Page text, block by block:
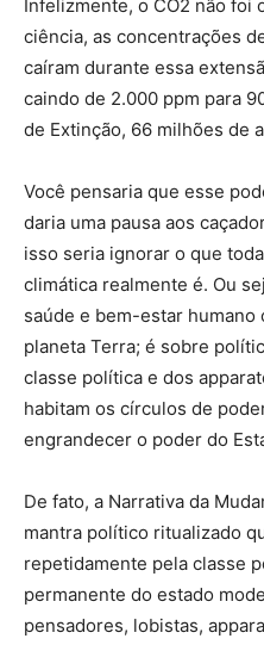
Infelizmente, o CO2 não foi
ciência, as concentrações
caíram durante essa
caindo de 2.000 ppm para
de Extinção, 66 milhões de
Você pensaria que esse
daria uma pausa aos
isso seria ignorar o que
climática realmente é. Ou
saúde e bem-estar humano
planeta Terra; é sobre
classe política e dos
habitam os círculos de
engrandecer o poder do
De fato, a Narrativa da
mantra político ritualizado
repetidamente pela classe
permanente do estado
pensadores, lobistas,